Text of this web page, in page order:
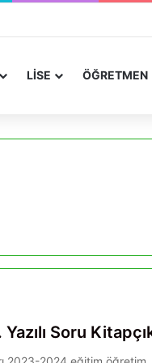
LİSE ÖĞRETMEN
Soru